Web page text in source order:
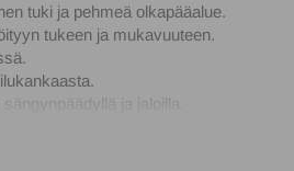
tuki ja pehmeä olkapääalue.
tukeen ja mukavuuteen.
ja jaloilla.